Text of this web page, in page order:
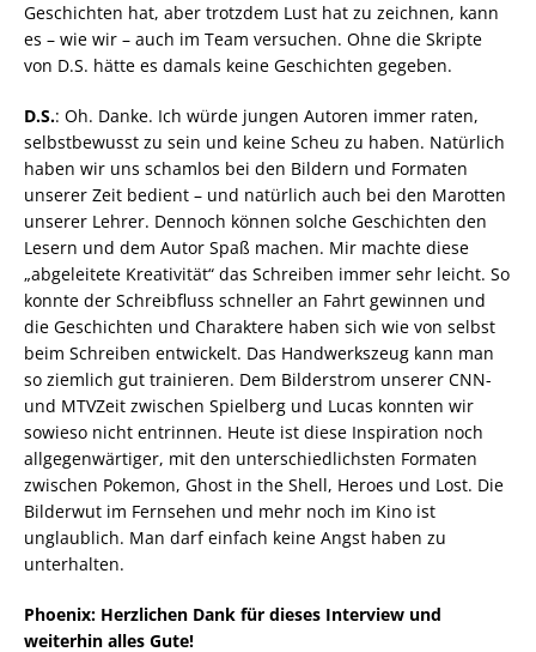
Geschichten hat, aber trotzdem Lust hat zu zeichnen, kann
es – wie wir – auch im Team versuchen. Ohne die Skripte
von D.S. hätte es damals keine Geschichten gegeben.
D.S.: Oh. Danke. Ich würde jungen Autoren immer raten,
selbstbewusst zu sein und keine Scheu zu haben. Natürlich
haben wir uns schamlos bei den Bildern und Formaten
unserer Zeit bedient – und natürlich auch bei den Marotten
unserer Lehrer. Dennoch können solche Geschichten den
Lesern und dem Autor Spaß machen. Mir machte diese
„abgeleitete Kreativität“ das Schreiben immer sehr leicht. So
konnte der Schreibfluss schneller an Fahrt gewinnen und
die Geschichten und Charaktere haben sich wie von selbst
beim Schreiben entwickelt. Das Handwerkszeug kann man
so ziemlich gut trainieren. Dem Bilderstrom unserer CNN-
und MTVZeit zwischen Spielberg und Lucas konnten wir
sowieso nicht entrinnen. Heute ist diese Inspiration noch
allgegenwärtiger, mit den unterschiedlichsten Formaten
zwischen Pokemon, Ghost in the Shell, Heroes und Lost. Die
Bilderwut im Fernsehen und mehr noch im Kino ist
unglaublich. Man darf einfach keine Angst haben zu
unterhalten.
Phoenix: Herzlichen Dank für dieses Interview und
weiterhin alles Gute!